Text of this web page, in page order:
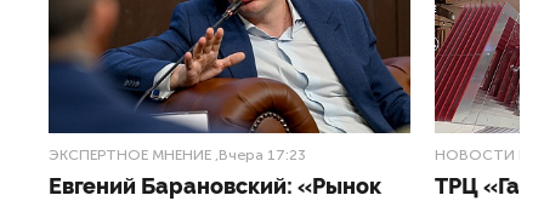
ЭКСПЕРТНОЕ МНЕНИЕ ,Вчера 17:23
Евгений Барановский: «Рынок
НОВОСТИ
ТРЦ